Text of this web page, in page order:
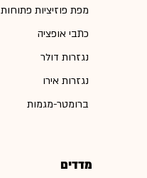
מפת פוזיציות פתוחות
כתבי אופציה
נגזרות דולר
נגזרות אירו
ברומטר-מגמות
מדדים